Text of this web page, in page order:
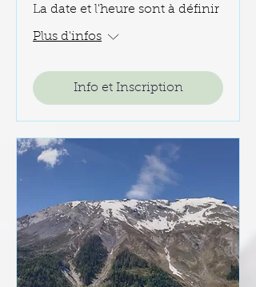
La date et l'heure sont à définir
Plus d'infos
Info et Inscription